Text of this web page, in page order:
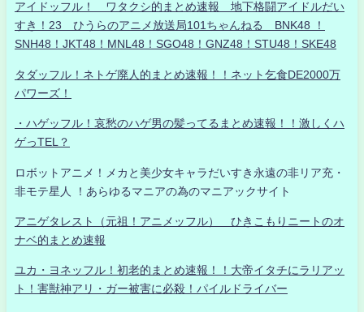
アイドッフル！ ワタクシ的まとめ速報 地下格闘アイドルだい
すき！23 ひうらのアニメ放送局101ちゃんねる BNK48 ！
SNH48！JKT48！MNL48！SGO48！GNZ48！STU48！SKE48
タダッフル！ネトゲ廃人的まとめ速報！！ネット乞食DE2000万
パワーズ！
・ハゲッフル！哀愁のハゲ男の髪ってるまとめ速報！！激しくハ
ゲっTEL？
ロボットアニメ！メカと美少女キャラだいすき永遠の非リア充・
非モテ星人 ！あらゆるマニアの為のマニアックサイト
アニゲタレスト（元祖！アニメッフル） ひきこもりニートのオ
ナベ的まとめ速報
ユカ・ヨネッフル！初老的まとめ速報！！大帝イタチにラリアッ
ト！害獣神アリ・ガー被害に必殺！パイルドライバー